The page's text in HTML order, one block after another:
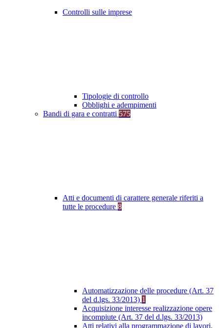
Controlli sulle imprese
Tipologie di controllo
Obblighi e adempimenti
Bandi di gara e contratti 575
Atti e documenti di carattere generale riferiti a
tutte le procedure 8
Automatizzazione delle procedure (Art. 37
del d.lgs. 33/2013) 1
Acquisizione interesse realizzazione opere
incompiute (Art. 37 del d.lgs. 33/2013)
Atti relativi alla programmazione di lavori,